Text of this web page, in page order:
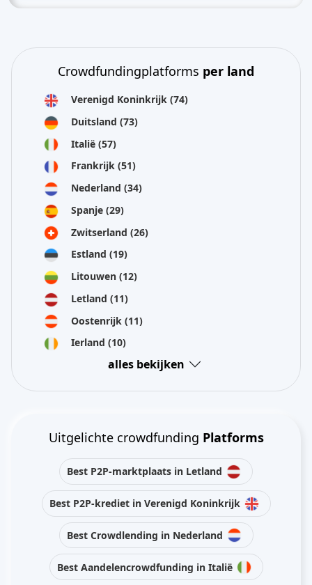
Crowdfundingplatforms per land
Verenigd Koninkrijk (74)
Duitsland (73)
Italië (57)
Frankrijk (51)
Nederland (34)
Spanje (29)
Zwitserland (26)
Estland (19)
Litouwen (12)
Letland (11)
Oostenrijk (11)
Ierland (10)
alles bekijken
Uitgelichte crowdfunding Platforms
Best P2P-marktplaats in Letland
Best P2P-krediet in Verenigd Koninkrijk
Best Crowdlending in Nederland
Best Aandelencrowdfunding in Italië